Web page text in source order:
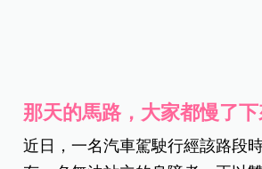
那天的馬路，大家都慢了下
近日，一名汽車駕駛行經該路段